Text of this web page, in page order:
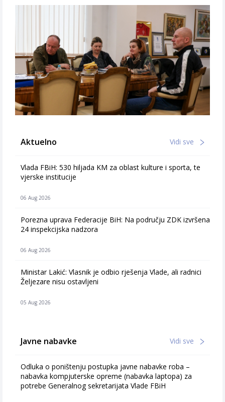
Aktuelno Vidi sve
Vlada FBiH: 530 hiljada KM za oblast kulture i sporta, te
vjerske institucije
06 Aug 2026
Porezna uprava Federacije BiH: Na području ZDK izvršena
24 inspekcijska nadzora
06 Aug 2026
Ministar Lakić: Vlasnik je odbio rješenja Vlade, ali radnici
Željezare nisu ostavljeni
05 Aug 2026
Javne nabavke Vidi sve
Odluka o poništenju postupka javne nabavke roba –
nabavka kompjuterske opreme (nabavka laptopa) za
potrebe Generalnog sekretarijata Vlade FBiH